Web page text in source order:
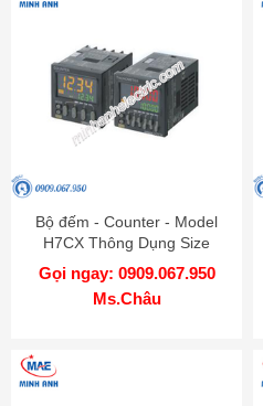
Bộ đếm - Counter - Model
H7CX Thông Dụng Size
48x48
Gọi ngay: 0909.067.950
Ms.Châu